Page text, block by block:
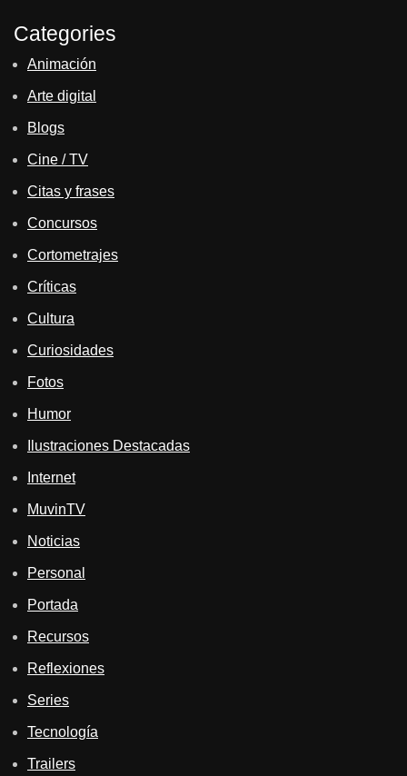
Categories
Animación
Arte digital
Blogs
Cine / TV
Citas y frases
Concursos
Cortometrajes
Críticas
Cultura
Curiosidades
Fotos
Humor
Ilustraciones Destacadas
Internet
MuvinTV
Noticias
Personal
Portada
Recursos
Reflexiones
Series
Tecnología
Trailers